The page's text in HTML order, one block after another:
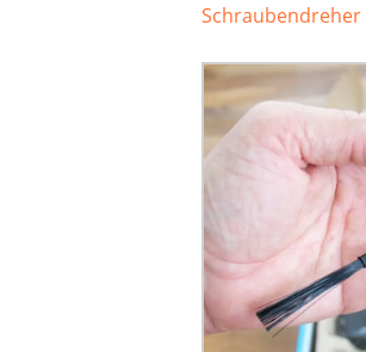
Schraubendreher